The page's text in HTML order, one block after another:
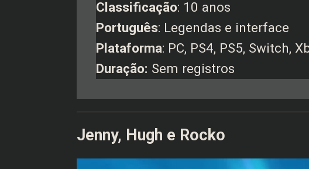
Classificação: 10 anos
Português: Legendas e interface
Plataforma: PC, PS4, PS5, Switch,
Duração: Sem registros
Jenny, Hugh e Rocko